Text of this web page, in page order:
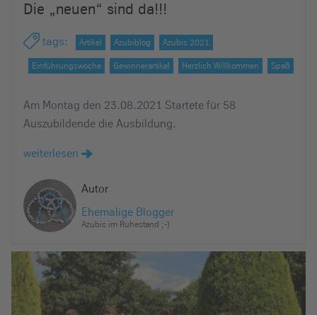
Die „neuen“ sind da!!!
tags: Artikel Azubiblog Azubis 2021
Einführungswoche Gewinnerartikel Herzlich Willkommen Spaß
Am Montag den 23.08.2021 Startete für 58
Auszubildende die Ausbildung.
weiterlesen
Autor
Ehemalige Blogger
Azubis im Ruhestand ;-)